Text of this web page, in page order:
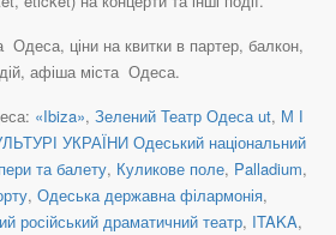
Одеса, ціни на квитки в партер, балкон,
афіша міста Одеса.
«Ibiza», Зелений Театр Одеса ut, М І
УКРАЇНИ Одеський національний
та балету, Куликове поле, Palladium,
, Одеська державна філармонія,
російський драматичний театр, ITAKA,